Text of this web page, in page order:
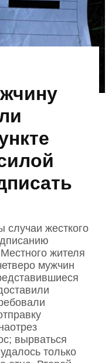
случаи жесткого
жителя
мужчин
вырваться
только